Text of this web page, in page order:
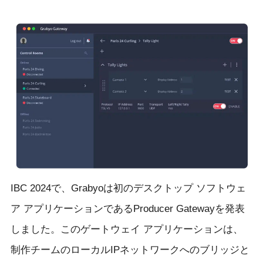
IBC 2024で、Grabyoは初のデスクトップ ソフトウェ
ア アプリケーションであるProducer Gatewayを発表
しました。このゲートウェイ アプリケーションは、
制作チームのローカルIPネットワークへのブリッジと